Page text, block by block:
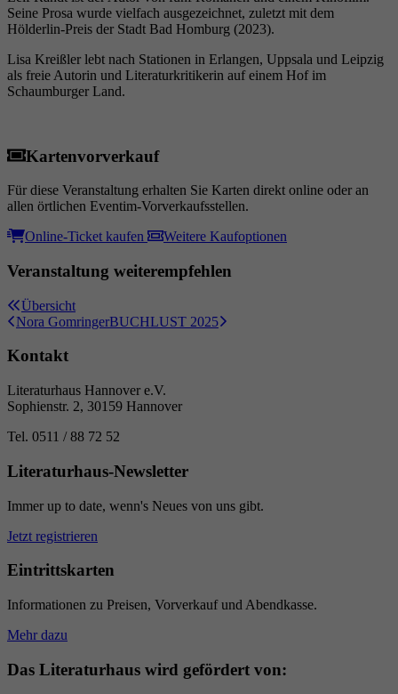
Seine Prosa wurde vielfach ausgezeichnet, zuletzt mit dem
Hölderlin-Preis der Stadt Bad Homburg (2023).
Lisa Kreißler lebt nach Stationen in Erlangen, Uppsala und Leipzig
als freie Autorin und Literaturkritikerin auf einem Hof im
Schaumburger Land.
Kartenvorverkauf
Für diese Veranstaltung erhalten Sie Karten direkt online oder an
allen örtlichen Eventim-Vorverkaufsstellen.
Online-Ticket kaufen
Weitere Kaufoptionen
Veranstaltung weiterempfehlen
Übersicht
Nora GomringerBUCHLUST 2025
Kontakt
Literaturhaus Hannover e.V.
Sophienstr. 2, 30159 Hannover
Tel. 0511 / 88 72 52
Literaturhaus-Newsletter
Immer up to date, wenn's Neues von uns gibt.
Jetzt registrieren
Eintrittskarten
Informationen zu Preisen, Vorverkauf und Abendkasse.
Mehr dazu
Das Literaturhaus wird gefördert von:
Wird verwendet, um die
Zuordnungsinformationen des Empfehlers zu